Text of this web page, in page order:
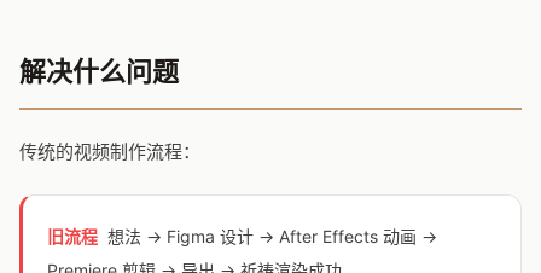
解决什么问题
传统的视频制作流程：
旧流程 想法 → Figma 设计 → After Effects 动画 →